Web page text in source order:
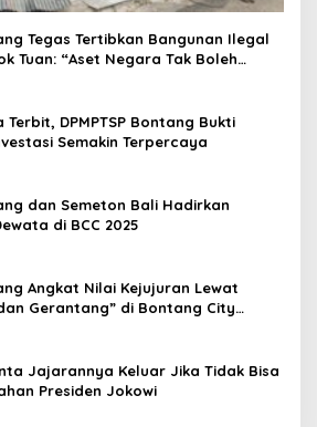
Tegas Tertibkan Bangunan Ilegal
Tuan: “Aset Negara Tak Boleh
Terbit, DPMPTSP Bontang Bukti
Semakin Terpercaya
dan Semeton Bali Hadirkan
di BCC 2025
Angkat Nilai Kejujuran Lewat
Gerantang” di Bontang City
Jajarannya Keluar Jika Tidak Bisa
Presiden Jokowi